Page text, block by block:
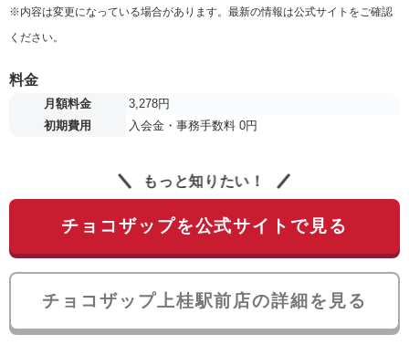
※内容は変更になっている場合があります。最新の情報は公式サイトをご確認
ください。
料金
月額料金
3,278円
初期費用
入会金・事務手数料 0円
もっと知りたい！
チョコザップを公式サイトで見る
チョコザップ上桂駅前店の詳細を見る